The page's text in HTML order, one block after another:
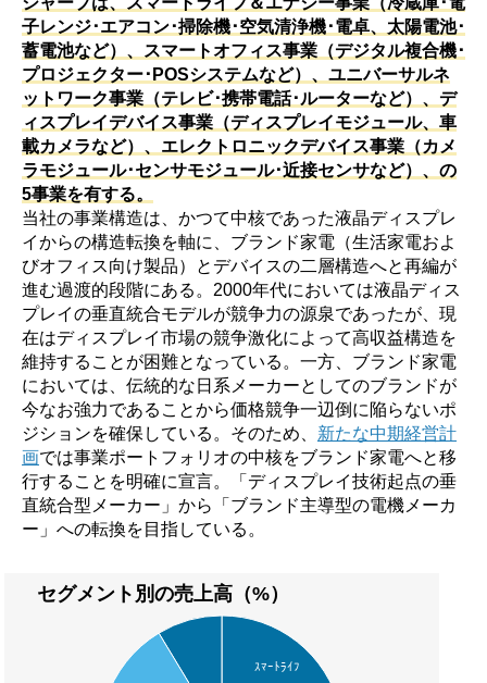
子レンジ･エアコン･掃除機･空気清浄機･電卓、太陽電池･
蓄電池など）、スマートオフィス事業（デジタル複合機･
プロジェクター･POSシステムなど）、ユニバーサルネ
ットワーク事業（テレビ･携帯電話･ルーターなど）、デ
ィスプレイデバイス事業（ディスプレイモジュール、車
載カメラなど）、エレクトロニックデバイス事業（カメ
ラモジュール･センサモジュール･近接センサなど）、の
5事業を有する。
当社の事業構造は、かつて中核であった液晶ディスプレ
イからの構造転換を軸に、ブランド家電（生活家電およ
びオフィス向け製品）とデバイスの二層構造へと再編が
進む過渡的段階にある。2000年代においては液晶ディス
プレイの垂直統合モデルが競争力の源泉であったが、現
在はディスプレイ市場の競争激化によって高収益構造を
維持することが困難となっている。一方、ブランド家電
においては、伝統的な日系メーカーとしてのブランドが
今なお強力であることから価格競争一辺倒に陥らないポ
ジションを確保している。そのため、 新たな中期経営計
画では事業ポートフォリオの中核をブランド家電へと移
行することを明確に宣言。「ディスプレイ技術起点の垂
直統合型メーカー」から「ブランド主導型の電機メーカ
ー」への転換を目指している。
セグメント別の売上高（%）
ｽﾏｰﾄﾗｲﾌ